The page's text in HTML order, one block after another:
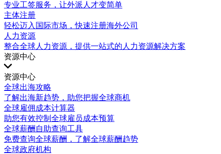
专业工签服务，让外派人才变简单
主体注册
轻松迈入国际市场，快速注册海外公司
人力资源
整合全球人力资源，提供一站式的人力资源解决方案
资源中心
资源中心
全球出海攻略
了解出海新趋势，助您把握全球商机
全球雇佣成本计算器
助您有效控制全球雇员成本预算
全球薪酬自助查询工具
免费查询全球薪酬，了解全球薪酬趋势
全球政府机构